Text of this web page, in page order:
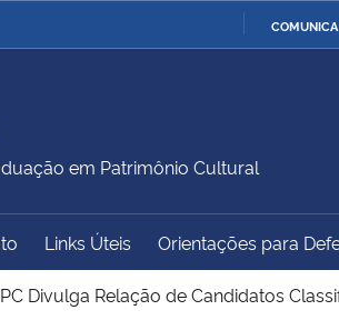
Justiça e
Ministério da Defesa
Educação
Turismo
Ministério do
Desenvolvimento Regional
em Patrimônio Cultural
Links Úteis Orientações para
Divulga Relação de Candidatos